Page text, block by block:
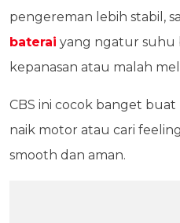
pengereman lebih stabil,
baterai yang ngatur suhu
kepanasan atau malah
CBS ini cocok banget
naik motor atau cari
smooth dan aman.